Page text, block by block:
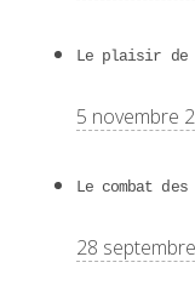
Le plaisir de
5 novembre
Le combat
28